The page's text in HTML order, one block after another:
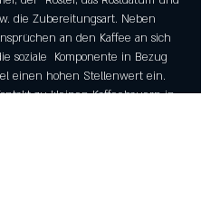
die Zubereitungsart. Neben
an den Kaffee an sich
soziale  Komponente in Bezug
einen hohen Stellenwert ein.
zu kleinen Kaffeebauern in